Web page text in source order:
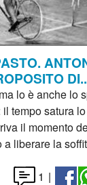
lo è anche lo
tempo satura
il momento
liberare la
1 |